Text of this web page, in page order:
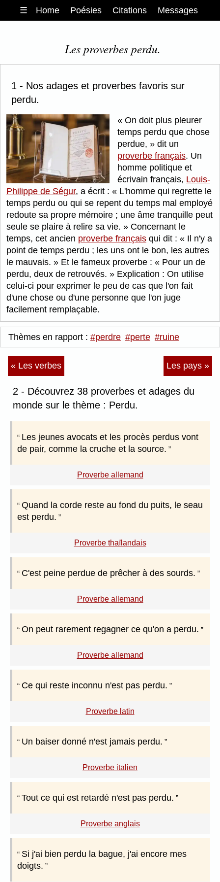
☰ Home Poésies Citations Messages
Les proverbes perdu.
1 - Nos adages et proverbes favoris sur
perdu.
On doit plus pleurer
temps perdu que chose
perdue,
dit un
proverbe français. Un
homme politique et
écrivain français, Louis-
Philippe de Ségur, a écrit :
L'homme qui regrette le
temps perdu ou qui se repent du temps mal employé
redoute sa propre mémoire ; une âme tranquille peut
seule se plaire à relire sa vie.
Concernant le
temps, cet ancien proverbe français qui dit :
Il n'y a
point de temps perdu ; les uns ont le bon, les autres
le mauvais.
Et le fameux proverbe :
Pour un de
perdu, deux de retrouvés.
Explication : On utilise
celui-ci pour exprimer le peu de cas que l'on fait
d'une chose ou d'une personne que l'on juge
facilement remplaçable.
Thèmes en rapport : #perdre #perte #ruine
« Les verbes Les pays »
2 - Découvrez 38 proverbes et adages du
monde sur le thème : Perdu.
Les jeunes avocats et les procès perdus vont
de pair, comme la cruche et la source.
Proverbe allemand
Quand la corde reste au fond du puits, le seau
est perdu.
Proverbe thaïlandais
C'est peine perdue de prêcher à des sourds.
Proverbe allemand
On peut rarement regagner ce qu'on a perdu.
Proverbe allemand
Ce qui reste inconnu n'est pas perdu.
Proverbe latin
Un baiser donné n'est jamais perdu.
Proverbe italien
Tout ce qui est retardé n'est pas perdu.
Proverbe anglais
Si j'ai bien perdu la bague, j'ai encore mes
doigts.